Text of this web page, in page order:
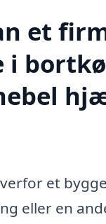
et
i
et
eller en